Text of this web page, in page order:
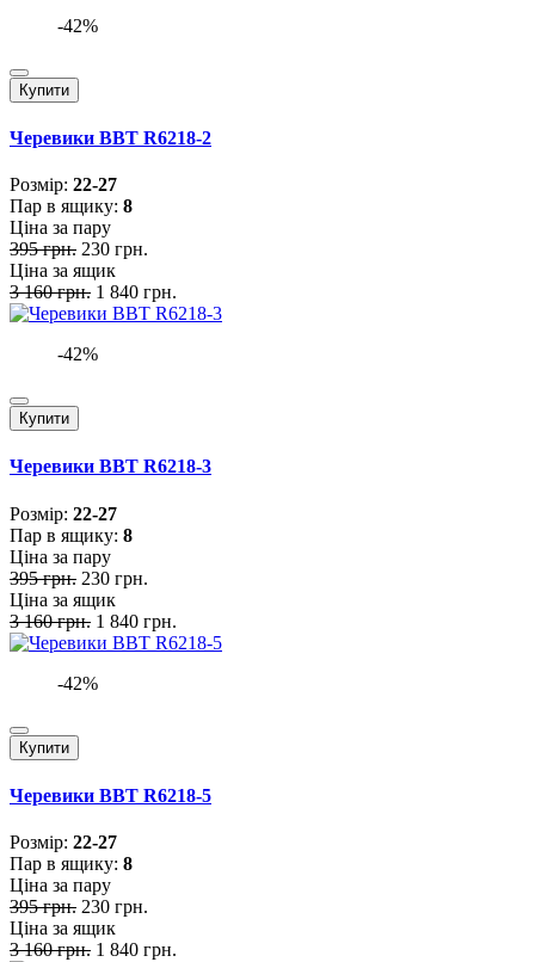
-42%
Купити
Черевики BBT R6218-2
Розмiр: 22-27
Пар в ящику: 8
Ціна за пару
395 грн. 230 грн.
Ціна за ящик
3 160 грн. 1 840 грн.
-42%
Купити
Черевики BBT R6218-3
Розмiр: 22-27
Пар в ящику: 8
Ціна за пару
395 грн. 230 грн.
Ціна за ящик
3 160 грн. 1 840 грн.
-42%
Купити
Черевики BBT R6218-5
Розмiр: 22-27
Пар в ящику: 8
Ціна за пару
395 грн. 230 грн.
Ціна за ящик
3 160 грн. 1 840 грн.